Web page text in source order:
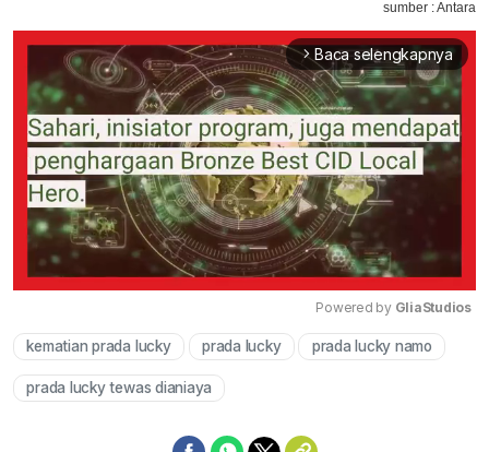
sumber : Antara
arrow_forward_ios Baca selengkapnya
Mute
Powered by GliaStudios
kematian prada lucky prada lucky prada lucky namo
prada lucky tewas dianiaya